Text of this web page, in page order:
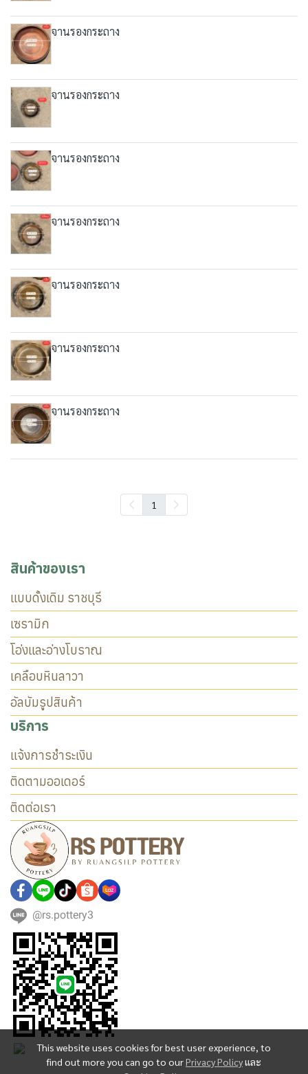
จานรองกระถาง
จานรองกระถาง
จานรองกระถาง
จานรองกระถาง
จานรองกระถาง
จานรองกระถาง
จานรองกระถาง
1
This website uses cookies for best user experience, to
find out more you can go to ourPrivacy Policyและ
สินค้าของเรา
แบบดั้งเดิม ราชบุรี
เซรามิก
โอ่งและอ่างโบราณ
เคลือบหินลาวา
อัลบัมรูปสินค้า
บริการ
แจ้งการชำระเงิน
ติดตามออเดอร์
ติดต่อเรา
@rs.pottery3